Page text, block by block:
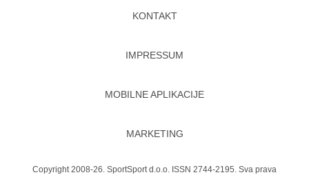
KONTAKT
IMPRESSUM
MOBILNE APLIKACIJE
MARKETING
Copyright 2008-26. SportSport d.o.o. ISSN 2744-2195. Sva prava